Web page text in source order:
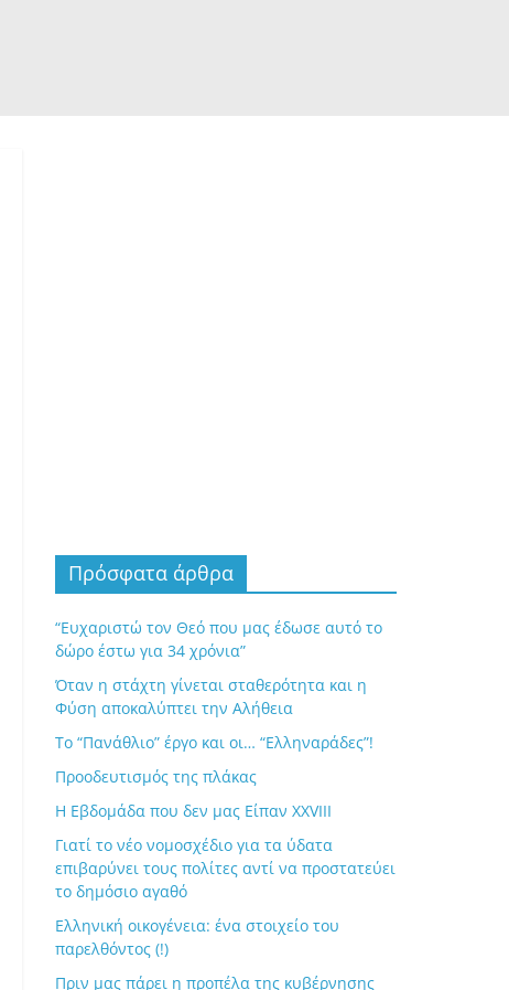
Πρόσφατα άρθρα
“Ευχαριστώ τον Θεό που μας έδωσε αυτό το
δώρο έστω για 34 χρόνια”
Όταν η στάχτη γίνεται σταθερότητα και η
Φύση αποκαλύπτει την Αλήθεια
Το “Πανάθλιο” έργο και οι… “Ελληναράδες”!
Προοδευτισμός της πλάκας
Η Εβδομάδα που δεν μας Είπαν XXVIII
Γιατί το νέο νομοσχέδιο για τα ύδατα
επιβαρύνει τους πολίτες αντί να προστατεύει
το δημόσιο αγαθό
Ελληνική οικογένεια: ένα στοιχείο του
παρελθόντος (!)
Πριν μας πάρει η προπέλα της κυβέρνησης